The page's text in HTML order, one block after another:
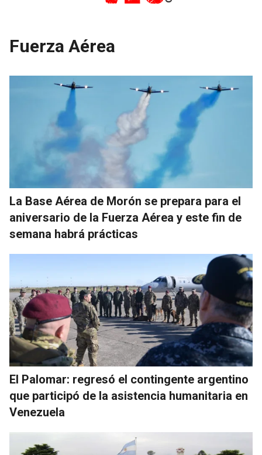
Fuerza Aérea
La Base Aérea de Morón se prepara para el
aniversario de la Fuerza Aérea y este fin de
semana habrá prácticas
El Palomar: regresó el contingente argentino
que participó de la asistencia humanitaria en
Venezuela